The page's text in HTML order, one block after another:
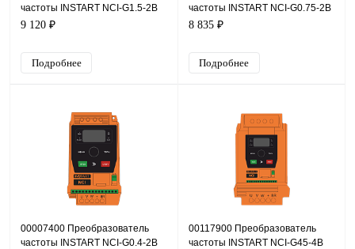
частоты INSTART NCI-G1.5-2B
+NCI-SM, 220В, 1,5кВт, 7А
9 120 ₽
Подробнее
частоты INSTART NCI-G0.75-2B
+NCI-SM, 220В, 0,75кВт, 4А
8 835 ₽
Подробнее
00007400 Преобразователь
частоты INSTART NCI-G0.4-2B
00117900 Преобразователь
частоты INSTART NCI-G45-4B